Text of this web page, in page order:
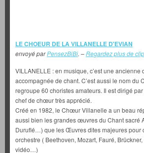
LE CHOEUR DE LA VILLANELLE D'EVIAN
envoyé parPensezBiBi. –Regardez plus de
VILLANELLE : en musique, c’est une ancienne
accompagnée de chant. C’est aussi le nom du
regroupe 60 choristes amateurs. Il est dirigé
chef de chœur très apprécié.
Créé en 1982, le Chœur Villanelle a un beau
aussi bien les grandes œuvres du Chant sacré
Duruflé…) que les Œuvres dites majeures pour
orchestre ( Beethoven, Mozart, Fauré,
vidéo…)